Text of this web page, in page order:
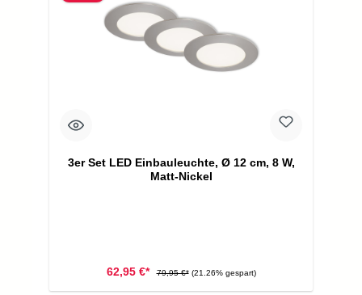
3er Set LED Einbauleuchte, Ø 12 cm, 8 W,
Matt-Nickel
62,95 €* 79,95 €* (21.26% gespart)